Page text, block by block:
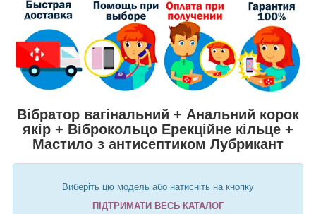
Вібратор вагінальний + Анальний корок
якір + Віброкольцо Ерекційне кільце +
Мастило з антисептиком Лубрикант
Виберіть цю модель або натисніть на кнопку
ПІДТРИМАТИ ВЕСЬ КАТАЛОГ